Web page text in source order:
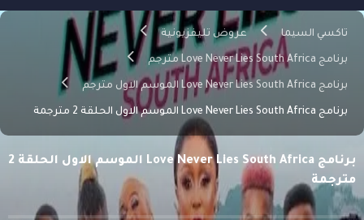
تاكسي السيما عروض تليفزيونية
برنامج Love Never Lies South Africa مترجم
برنامج Love Never Lies South Africa الموسم الاول مترجم
برنامج Love Never Lies South Africa الموسم الاول الحلقة 2 مترجمة
برنامج Love Never Lies South Africa الموسم الاول الحلقة 2
مترجمة